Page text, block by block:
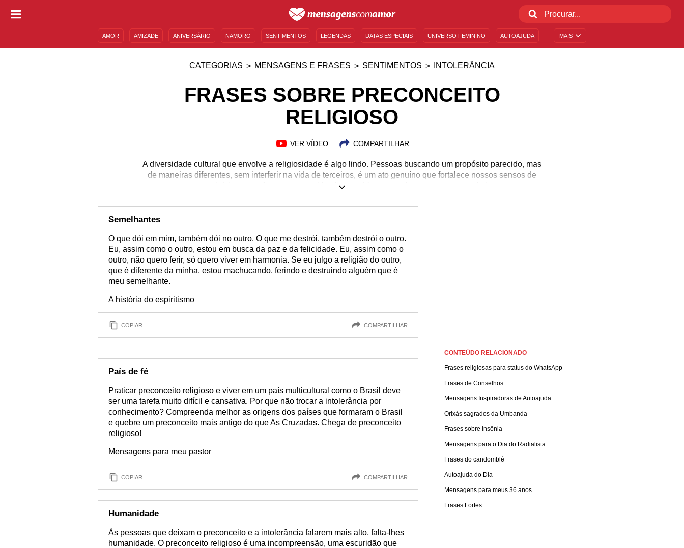
MAIS
AMOR AMIZADE ANIVERSÁRIO NAMORO SENTIMENTOS LEGENDAS DATAS ESPECIAIS UNIVERSO FEMININO AUTOAJUDA
CATEGORIAS MENSAGENS E FRASES SENTIMENTOS INTOLERÂNCIA
FRASES SOBRE PRECONCEITO
RELIGIOSO
VER VÍDEO COMPARTILHAR
A diversidade cultural que envolve a religiosidade é algo lindo. Pessoas buscando um propósito parecido, mas
de maneiras diferentes, sem interferir na vida de terceiros, é um ato genuíno que fortalece nossos sensos de
moral, ética e nos faz crescer espiritualmente. Vamos combater este preconceito!
Semelhantes
O que dói em mim, também dói no outro. O que me destrói, também destrói o outro.
Eu, assim como o outro, estou em busca da paz e da felicidade. Eu, assim como o
outro, não quero ferir, só quero viver em harmonia. Se eu julgo a religião do outro,
que é diferente da minha, estou machucando, ferindo e destruindo alguém que é
meu semelhante.
A história do espiritismo
COPIAR COMPARTILHAR
País de fé
Praticar preconceito religioso e viver em um país multicultural como o Brasil deve
ser uma tarefa muito difícil e cansativa. Por que não trocar a intolerância por
conhecimento? Compreenda melhor as origens dos países que formaram o Brasil
e quebre um preconceito mais antigo do que As Cruzadas. Chega de preconceito
religioso!
Mensagens para meu pastor
COPIAR COMPARTILHAR
Humanidade
Às pessoas que deixam o preconceito e a intolerância falarem mais alto, falta-lhes
humanidade. O preconceito religioso é uma incompreensão, uma escuridão que
CONTEÚDO RELACIONADO
Frases religiosas para status do WhatsApp
Frases de Conselhos
Mensagens Inspiradoras de Autoajuda
Orixás sagrados da Umbanda
Frases sobre Insônia
Mensagens para o Dia do Radialista
Frases do candomblé
Autoajuda do Dia
Mensagens para meus 36 anos
Frases Fortes